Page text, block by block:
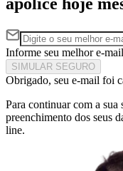
Informe seu melhor e-
SIMULAR SEGURO
Obrigado, seu e-mail foi
Para continuar com a
preenchimento dos seus
line.